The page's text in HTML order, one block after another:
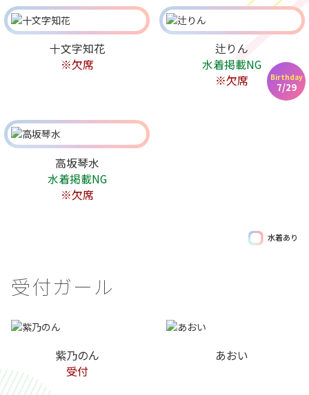
Birthday
7/29
十文字知花
※欠席
辻りん
水着掲載NG
※欠席
高坂琴水
水着掲載NG
※欠席
水着あり
受付ガール
紫乃のん
受付
あおい